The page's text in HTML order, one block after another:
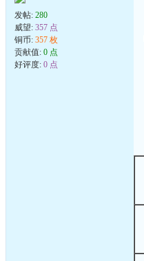
发帖: 280
威望: 357 点
铜币: 357 枚
贡献值: 0 点
好评度: 0 点